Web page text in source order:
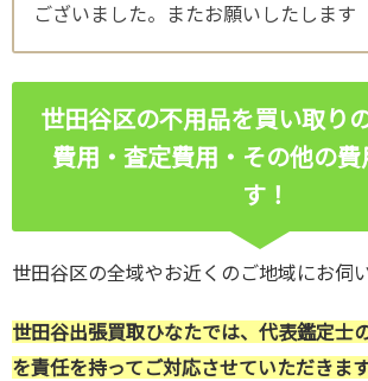
ございました。またお願いしたします
世田谷区の不用品を買い取り
費用・査定費用・その他の
す！
世田谷区の全域やお近くのご地域にお伺
世田谷出張買取ひなたでは、代表鑑定士
を責任を持ってご対応させていただきます